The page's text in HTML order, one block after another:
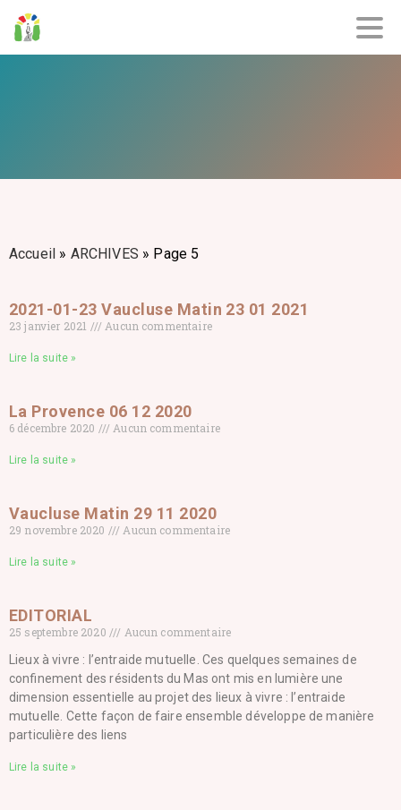
Accueil » ARCHIVES » Page 5
2021-01-23 Vaucluse Matin 23 01 2021
23 janvier 2021 Aucun commentaire
Lire la suite »
La Provence 06 12 2020
6 décembre 2020 Aucun commentaire
Lire la suite »
Vaucluse Matin 29 11 2020
29 novembre 2020 Aucun commentaire
Lire la suite »
EDITORIAL
25 septembre 2020
Aucun commentaire
Lieux à vivre : l’entraide mutuelle. Ces quelques semaines de
confinement des résidents du Mas ont mis en lumière une
dimension essentielle au projet des lieux à vivre : l’entraide
mutuelle. Cette façon de faire ensemble développe de manière
particulière des liens
Lire la suite »